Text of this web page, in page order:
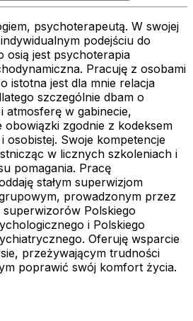
psychoterapeutą. W swojej
podejściu do
osią jest psychoterapia
Pracuję z osobami
istotna jest dla mnie relacja
szczególnie dbam o
atmosferę w gabinecie,
obowiązki zgodnie z kodeksem
osobistej. Swoje kompetencje
w licznych szkoleniach i
pomagania. Pracę
stałym superwizjom
prowadzonym przez
Polskiego
i Polskiego
Oferuję wsparcie
przeżywającym trudności
poprawić swój komfort życia.